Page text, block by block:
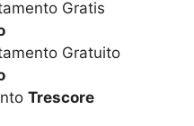
Gratis
Gratuito
Trescore